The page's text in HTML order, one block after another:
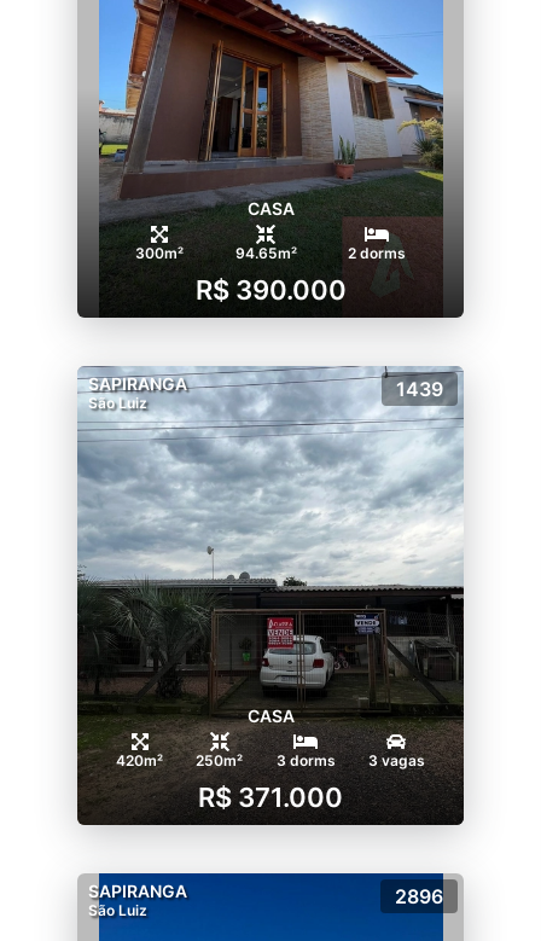
CASA
300m² 94.65m² 2 dorms
R$ 390.000
SAPIRANGA
São Luiz
1439
CASA
420m² 250m² 3 dorms 3 vagas
R$ 371.000
SAPIRANGA
São Luiz
2896